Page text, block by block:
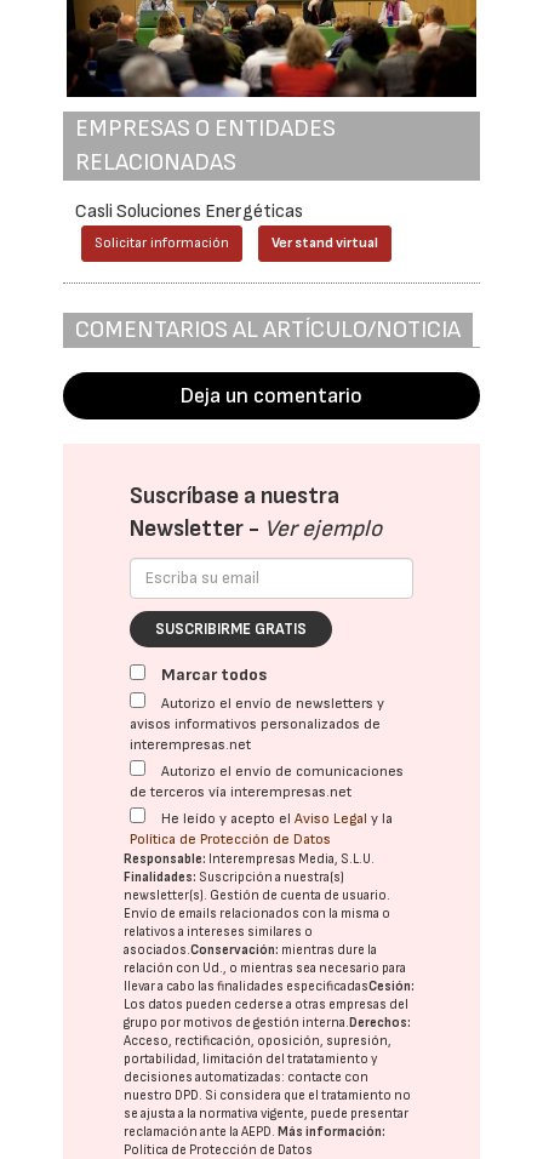
EMPRESAS O ENTIDADES
RELACIONADAS
Casli Soluciones Energéticas
Solicitar información Ver stand virtual
COMENTARIOS AL ARTÍCULO/NOTICIA
Deja un comentario
Suscríbase a nuestra
Newsletter - Ver ejemplo
SUSCRIBIRME GRATIS
Marcar todos
Autorizo el envío de newsletters y
avisos informativos personalizados de
interempresas.net
Autorizo el envío de comunicaciones
de terceros vía interempresas.net
He leído y acepto elAviso Legal y la
Política de Protección de Datos
Responsable: Interempresas Media, S.L.U.
Finalidades: Suscripción a nuestra(s)
newsletter(s). Gestión de cuenta de usuario.
Envío de emails relacionados con la misma o
relativos a intereses similares o
asociados.Conservación: mientras dure la
relación con Ud., o mientras sea necesario para
llevar a cabo las finalidades especificadasCesión:
Los datos pueden cederse a otras empresas del
grupo por motivos de gestión interna.Derechos:
Acceso, rectificación, oposición, supresión,
portabilidad, limitación del tratatamiento y
decisiones automatizadas: contacte con
nuestro DPD. Si considera que el tratamiento no
se ajusta a la normativa vigente, puede presentar
reclamación ante laAEPD.Más información:
Política de Protección de Datos